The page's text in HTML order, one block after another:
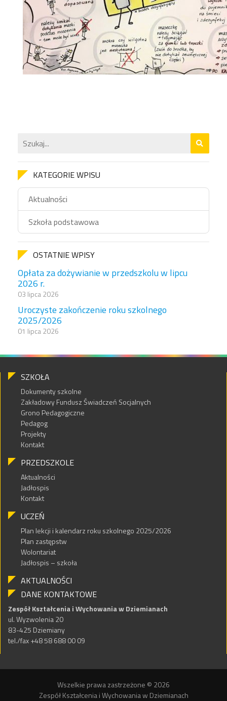
KATEGORIE WPISU
Aktualności
Szkoła podstawowa
OSTATNIE WPISY
Opłata za dożywianie w przedszkolu w lipcu
2026 r.
03 lipca 2026
Uroczyste zakończenie roku szkolnego
2025/2026
01 lipca 2026
SZKOŁA
Dokumenty szkolne
Zakładowy Fundusz Świadczeń Socjalnych
Grono Pedagogiczne
Pedagog
Projekty
Kontakt
PRZEDSZKOLE
Aktualności
Jadłospis
Kontakt
UCZEŃ
Plan lekcji i kalendarz roku szkolnego 2025/2026
Plan zastępstw
Wolontariat
Jadłospis – szkoła
AKTUALNOŚCI
DANE KONTAKTOWE
Zespół Kształcenia i Wychowania w Dziemianach
ul. Wyzwolenia 20
83-425 Dziemiany
tel./fax +48 58 688 00 09
Wszelkie prawa zastrzeżone © 2026
Zespół Kształcenia i Wychowania w Dziemianach